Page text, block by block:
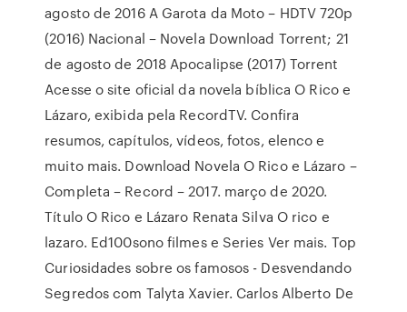
agosto de 2016 A Garota da Moto – HDTV 720p
(2016) Nacional – Novela Download Torrent; 21
de agosto de 2018 Apocalipse (2017) Torrent
Acesse o site oficial da novela bíblica O Rico e
Lázaro, exibida pela RecordTV. Confira
resumos, capítulos, vídeos, fotos, elenco e
muito mais. Download Novela O Rico e Lázaro –
Completa – Record – 2017. março de 2020.
Título O Rico e Lázaro Renata Silva O rico e
lazaro. Ed100sono filmes e Series Ver mais. Top
Curiosidades sobre os famosos - Desvendando
Segredos com Talyta Xavier. Carlos Alberto De